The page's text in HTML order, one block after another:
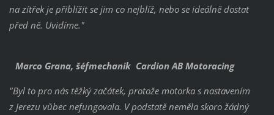
na zítřek je přiblížit se jim co nejblíž, nebo se ideálně dostat
před ně. Uvidíme."
Marco Grana, šéfmechanik Cardion AB Motoracing
"Byl to pro nás těžký začátek, protože motorka s nastavením
z Jerezu vůbec nefungovala. V podstatě neměla skoro žádný